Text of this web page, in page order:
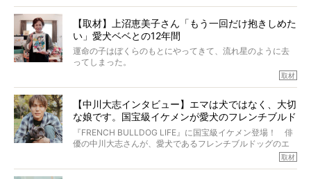
ところが、フレンチブルドッグの桃太郎は9歳で脳腫瘍を発
症し、なんと4年7ヶ月間も生き抜いたのです。旅立ったと
きの年齢は13歳と11ヶ月、レジェンド級のレジェンドでし
た。さらには、治療後3年間は一度も発作が起きなかったと
いいます。
この事実はフレンチブルドッグだけでなく、脳腫瘍と闘う
太郎のオーナーである佐藤さんご夫婦に、治療の選択やケ
アについて詳しくお話しをうかがいました。
【取材】上沼恵美子さん「もう一回だけ抱きしめた
い」愛犬ベベとの12年間
運命の子はぼくらのもとにやってきて、流れ星のように去
ってしまった。
り添いたいと思う。
その悲しみをいますぐ解消することはできないが、話をき
いて、泣いたり笑ったりするのもいいだろう。
こんな子だった、こんなにいい子だった、ほんとうに愛し
ていたと。
ぼくらは上沼恵美子さんのご自宅へ伺って、お話をきこう
と思った。
取材
【中川大志インタビュー】エマは犬ではなく、大切
な娘です。国宝級イケメンが愛犬のフレンチブルド
ッグと一緒に登場
『FRENCH BULLDOG LIFE』に国宝級イケメン登場！ 俳
優の中川大志さんが、愛犬であるフレンチブルドッグのエ
マちゃん（2歳の女の子）にメロメロとの情報を聞きつけ、
取材